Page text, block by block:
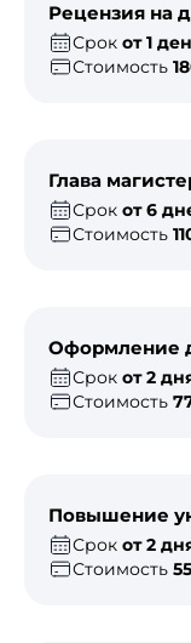
Рецензия на
Срок от 1
Стоимость
Глава
Срок от 6
Стоимость
Оформление
Срок от 2
Стоимость
Повышение
Срок от 2
Стоимость